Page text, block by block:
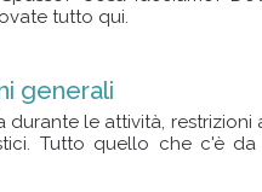
tutto qui.
generali
durante le attività, restrizioni
Tutto quello che c'è